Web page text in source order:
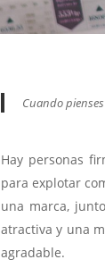
Cuando
Hay personas
para explotar
una marca,
atractiva y una
agradable.